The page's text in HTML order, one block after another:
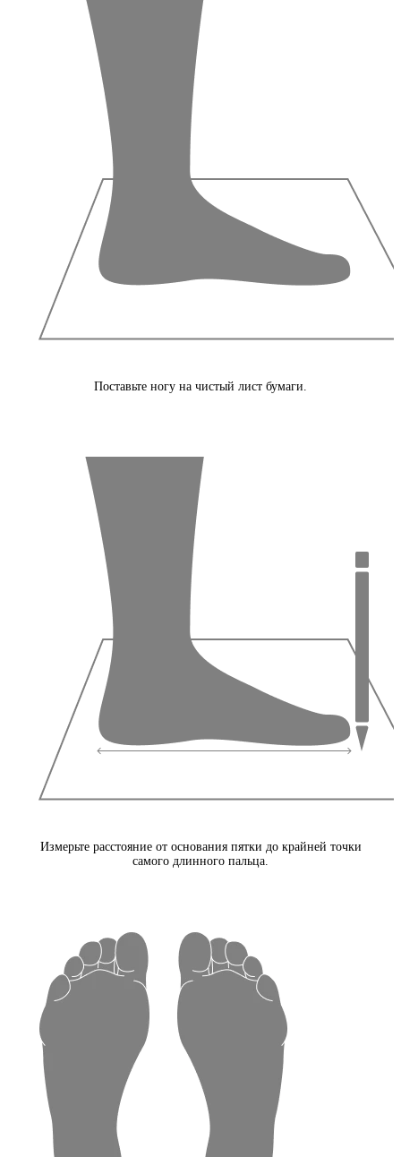
Поставьте ногу на чистый лист бумаги.
Измерьте расстояние от основания пятки до крайней точки
самого длинного пальца.